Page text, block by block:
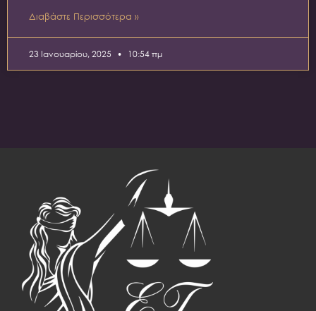
Διαβάστε Περισσότερα »
23 Ιανουαρίου, 2025 10:54 πμ